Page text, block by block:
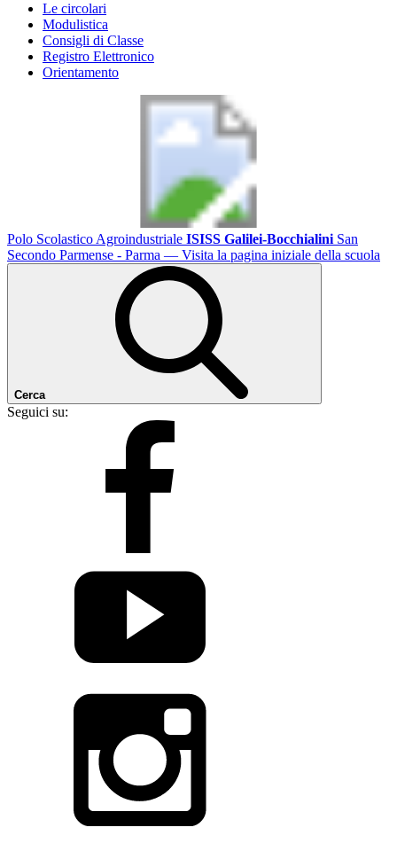
Le circolari
Modulistica
Consigli di Classe
Registro Elettronico
Orientamento
Polo Scolastico Agroindustriale ISISS Galilei-Bocchialini San
Secondo Parmense - Parma — Visita la pagina iniziale della scuola
Cerca
Seguici su: